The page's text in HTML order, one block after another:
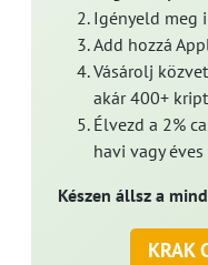
Igényeld meg
Add hozzá
Vásárolj
akár 400+
Élvezd a 2%
havi vagy
Készen állsz a
KRAK